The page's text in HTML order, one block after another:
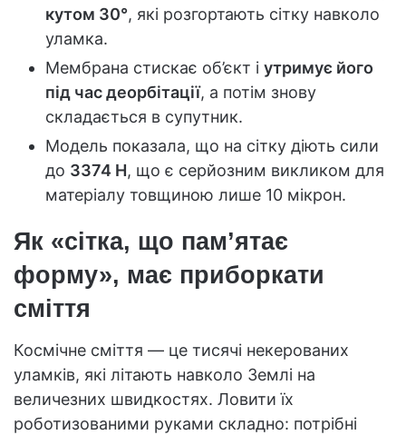
кутом 30°, які розгортають сітку навколо
уламка.
Мембрана стискає об’єкт і утримує його
під час деорбітації, а потім знову
складається в супутник.
Модель показала, що на сітку діють сили
до 3374 Н, що є серйозним викликом для
матеріалу товщиною лише 10 мікрон.
Як «сітка, що пам’ятає
форму», має приборкати
сміття
Космічне сміття — це тисячі некерованих
уламків, які літають навколо Землі на
величезних швидкостях. Ловити їх
роботизованими руками складно: потрібні